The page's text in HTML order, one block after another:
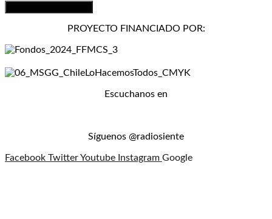
PROYECTO FINANCIADO POR:
Escuchanos en
Síguenos @radiosiente
Facebook TwitterYoutube Instagram Google